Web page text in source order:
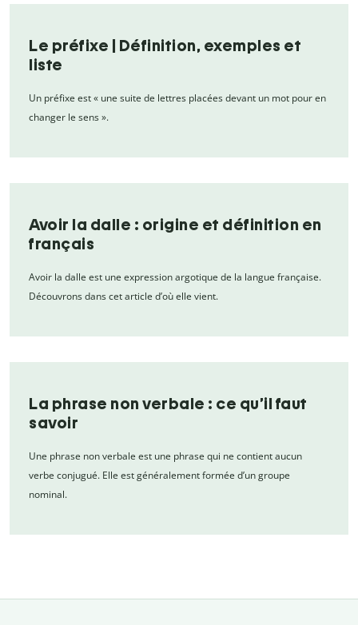
Le préfixe | Définition, exemples et
liste
Un préfixe est « une suite de lettres placées devant un mot pour en
changer le sens ».
Avoir la dalle : origine et définition en
français
Avoir la dalle est une expression argotique de la langue française.
Découvrons dans cet article d’où elle vient.
La phrase non verbale : ce qu’il faut
savoir
Une phrase non verbale est une phrase qui ne contient aucun
verbe conjugué. Elle est généralement formée d’un groupe
nominal.